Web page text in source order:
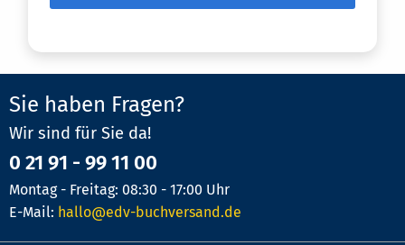
Sie haben Fragen?
Wir sind für Sie da!
0 21 91 - 99 11 00
Montag - Freitag: 08:30 - 17:00 Uhr
E-Mail: hallo@edv-buchversand.de